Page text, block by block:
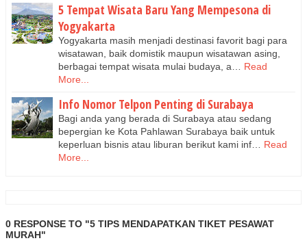
5 Tempat Wisata Baru Yang Mempesona di
Yogyakarta
Yogyakarta masih menjadi destinasi favorit bagi para
wisatawan, baik domistik maupun wisatawan asing,
berbagai tempat wisata mulai budaya, a…
Read
More...
Info Nomor Telpon Penting di Surabaya
Bagi anda yang berada di Surabaya atau sedang
bepergian ke Kota Pahlawan Surabaya baik untuk
keperluan bisnis atau liburan berikut kami inf…
Read
More...
0 RESPONSE TO "5 TIPS MENDAPATKAN TIKET PESAWAT
MURAH"